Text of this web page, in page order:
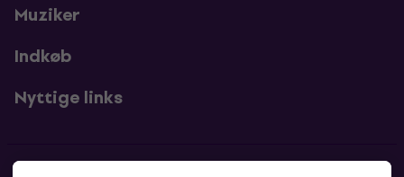
Muziker
Indkøb
Nyttige links